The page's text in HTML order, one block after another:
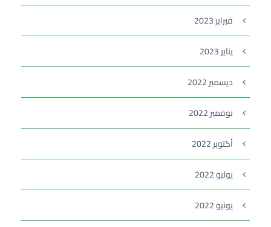
فبراير 2023
يناير 2023
ديسمبر 2022
نوفمبر 2022
أكتوبر 2022
يوليو 2022
يونيو 2022